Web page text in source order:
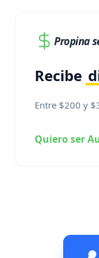
Propina
Recibe
Entre $200 y
Quiero ser